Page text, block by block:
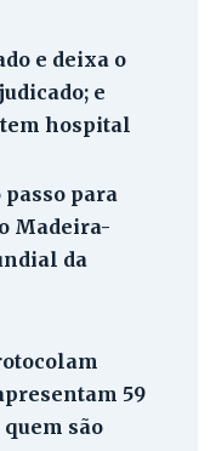
e deixa o
e
hospital
para
Madeira-
da
59
quem são